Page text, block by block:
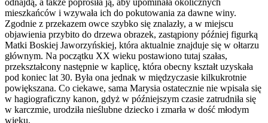
odnajdą, a także poprosiła ją, aby upominała okolicznych
mieszkańców i wzywała ich do pokutowania za dawne winy.
Zgodnie z przekazem owce szybko się znalazły, a w miejscu
objawienia przybito do drzewa obrazek, zastąpiony później figurką
Matki Boskiej Jaworzyńskiej, która aktualnie znajduje się w ołtarzu
głównym. Na początku XX wieku postawiono tutaj szałas,
przekształcony następnie w kaplicę, która obecny kształt uzyskała
pod koniec lat 30. Była ona jednak w międzyczasie kilkukrotnie
powiększana. Co ciekawe, sama Marysia ostatecznie nie wpisała się
w hagiograficzny kanon, gdyż w późniejszym czasie zatrudniła się
w karczmie, urodziła nieślubne dziecko i zmarła w dość młodym
wieku.